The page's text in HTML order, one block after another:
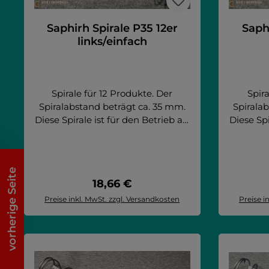
Saphirh Spirale P35 12er
links/einfach
Spirale für 12 Produkte. Der
Spiralabstand beträgt ca. 35 mm.
Diese Spirale ist für den Betrieb als
Saphirh 8T FAS - Fast 1050 GCD 32
BIT FAS - Fast 900 GCD 32 BIT
Regulärer Preis:
18,66 €
Preise inkl. MwSt. zzgl. Versandkosten
In den Warenkorb
Diese
Saphirh
BIT
Preise
vorherige Seite